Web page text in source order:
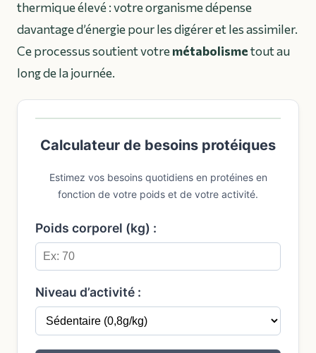
thermique élevé : votre organisme dépense
davantage d’énergie pour les digérer et les assimiler.
Ce processus soutient votremétabolismetout au
long de la journée.
Calculateur de besoins protéiques
Estimez vos besoins quotidiens en protéines en
fonction de votre poids et de votre activité.
Poids corporel (kg) :
Niveau d’activité :